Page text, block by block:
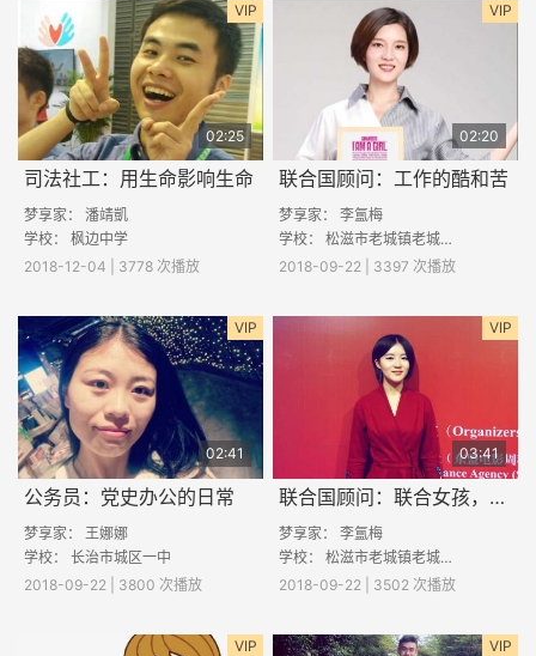
VIP
02:25
司法社工：用生命影响生命
梦享家： 潘靖凱
学校： 枫边中学
2018-12-04 | 3778 次播放
VIP
02:20
联合国顾问：工作的酷和苦
梦享家： 李氲梅
学校： 松滋市老城镇老城初级中学
2018-09-22 | 3397 次播放
VIP
02:41
公务员：党史办公的日常
梦享家： 王娜娜
学校： 长治市城区一中
2018-09-22 | 3800 次播放
VIP
03:41
联合国顾问：联合女孩，改变世界
梦享家： 李氲梅
学校： 松滋市老城镇老城初级中学
2018-09-22 | 3502 次播放
VIP VIP